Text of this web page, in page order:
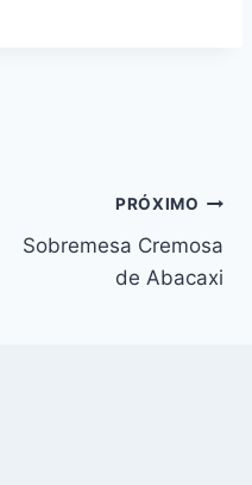
k
PRÓXIMO
Sobremesa Cremosa
de Abacaxi